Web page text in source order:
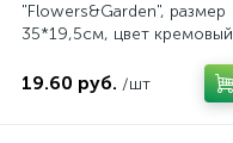
"Flowers&Garden", размер
35*19,5см, цвет кремовый
19.60 руб. /шт